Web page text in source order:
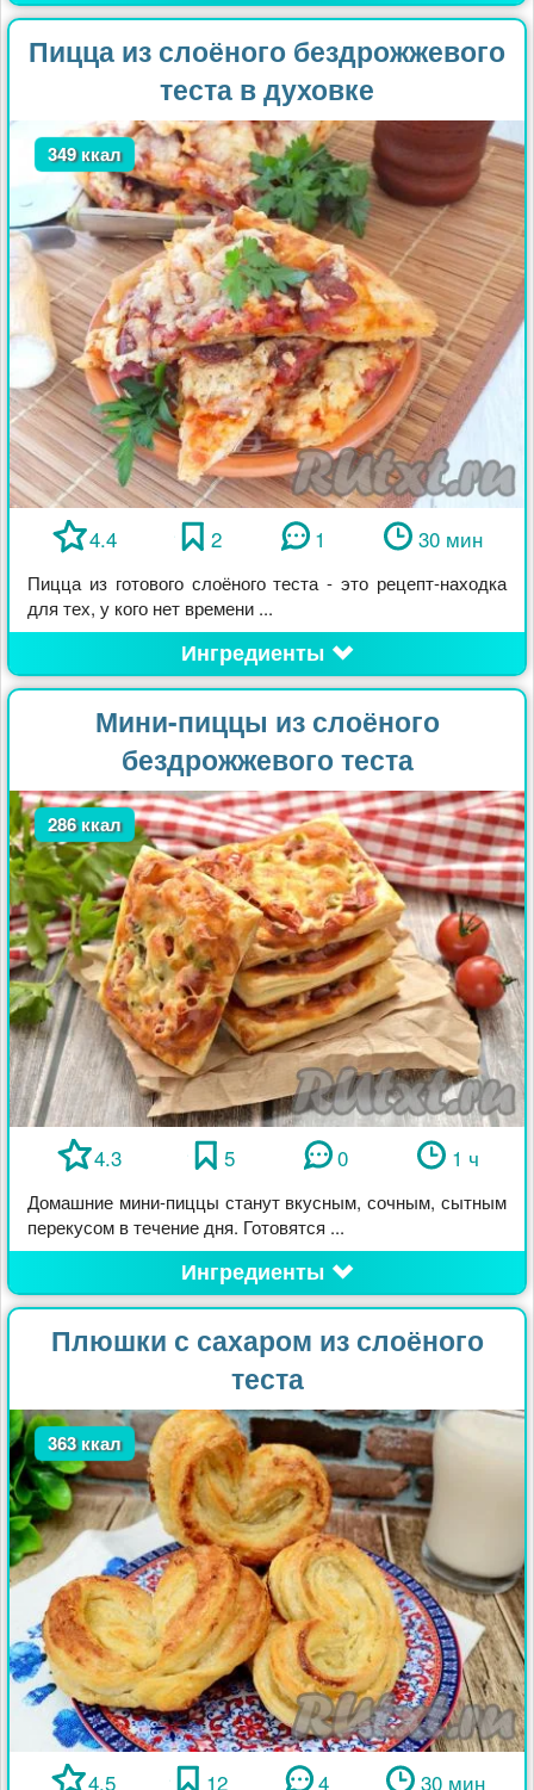
Пицца из слоёного бездрожжевого
теста в духовке
349 ккал
4.4 2 1 30 мин
Пицца из готового слоёного теста - это рецепт-находка
для тех, у кого нет времени ...
Ингредиенты
Мини-пиццы из слоёного
бездрожжевого теста
286 ккал
4.3 5 0 1 ч
Домашние мини-пиццы станут вкусным, сочным, сытным
перекусом в течение дня. Готовятся ...
Ингредиенты
Плюшки с сахаром из слоёного
теста
363 ккал
4.5 12 4 30 мин